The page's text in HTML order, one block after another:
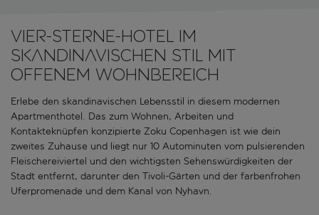
Vier-Sterne-Hotel im
skandinavischen Stil mit
offenem Wohnbereich
Erlebe den skandinavischen Lebensstil in diesem modernen
Apartmenthotel. Das zum Wohnen, Arbeiten und
Kontakteknüpfen konzipierte Zoku Copenhagen ist wie dein
zweites Zuhause und liegt nur 10 Autominuten vom pulsierenden
Fleischereiviertel und den wichtigsten Sehenswürdigkeiten der
Stadt entfernt, darunter den Tivoli-Gärten und der farbenfrohen
Uferpromenade und dem Kanal von Nyhavn.